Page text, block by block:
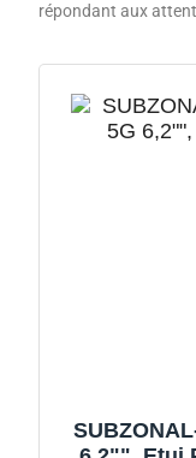
répondant aux